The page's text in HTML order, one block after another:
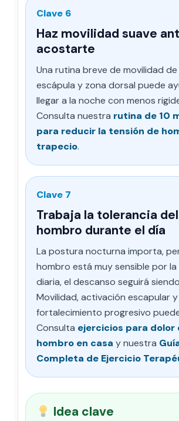
Clave 6
Haz movilidad suave
acostarte
Una rutina breve de movilidad
escápula y zona dorsal puede
llegar a la noche con menos
Consulta nuestra rutina de 10
para reducir la tensión de
trapecio.
Clave 7
Trabaja la tolerancia del
hombro durante el día
La postura nocturna importa,
hombro está muy sensible por la
diaria, el descanso seguirá
Movilidad, activación escapular y
fortalecimiento progresivo
Consulta ejercicios para dolor
hombro en casa y nuestra
Completa de Ejercicio
Idea clave